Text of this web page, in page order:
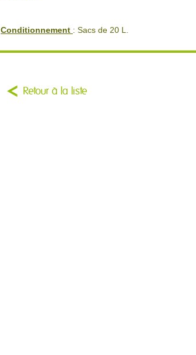
Conditionnement : Sacs de 20 L.
Retour à la liste